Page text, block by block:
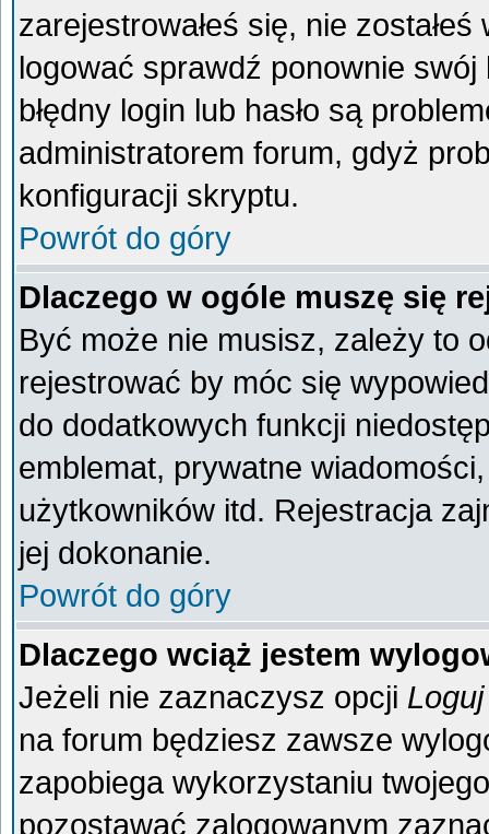
zarejestrowałeś się, nie
logować sprawdź ponownie swój
błędny login lub hasło są
administratorem forum, gdyż
konfiguracji skryptu.
Powrót do góry
Dlaczego w ogóle muszę się
Być może nie musisz, zależy to
rejestrować by móc się
do dodatkowych funkcji
emblemat, prywatne
użytkowników itd. Rejestracja
jej dokonanie.
Powrót do góry
Dlaczego wciąż jestem
Jeżeli nie zaznaczysz opcji
na forum będziesz zawsze
zapobiega wykorzystaniu
pozostawać zalogowanym